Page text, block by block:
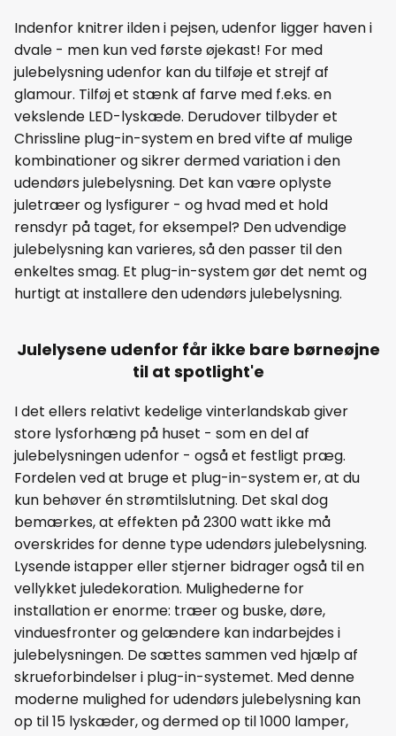
Indenfor knitrer ilden i pejsen, udenfor ligger haven i
dvale - men kun ved første øjekast! For med
julebelysning udenfor kan du tilføje et strejf af
glamour. Tilføj et stænk af farve med f.eks. en
vekslende LED-lyskæde. Derudover tilbyder et
Chrissline plug-in-system en bred vifte af mulige
kombinationer og sikrer dermed variation i den
udendørs julebelysning. Det kan være oplyste
juletræer og lysfigurer - og hvad med et hold
rensdyr på taget, for eksempel? Den udvendige
julebelysning kan varieres, så den passer til den
enkeltes smag. Et plug-in-system gør det nemt og
hurtigt at installere den udendørs julebelysning.
Julelysene udenfor får ikke bare børneøjne
til at spotlight'e
I det ellers relativt kedelige vinterlandskab giver
store lysforhæng på huset - som en del af
julebelysningen udenfor - også et festligt præg.
Fordelen ved at bruge et plug-in-system er, at du
kun behøver én strømtilslutning. Det skal dog
bemærkes, at effekten på 2300 watt ikke må
overskrides for denne type udendørs julebelysning.
Lysende istapper eller stjerner bidrager også til en
vellykket juledekoration. Mulighederne for
installation er enorme: træer og buske, døre,
vinduesfronter og gelændere kan indarbejdes i
julebelysningen. De sættes sammen ved hjælp af
skrueforbindelser i plug-in-systemet. Med denne
moderne mulighed for udendørs julebelysning kan
op til 15 lyskæder, og dermed op til 1000 lamper,